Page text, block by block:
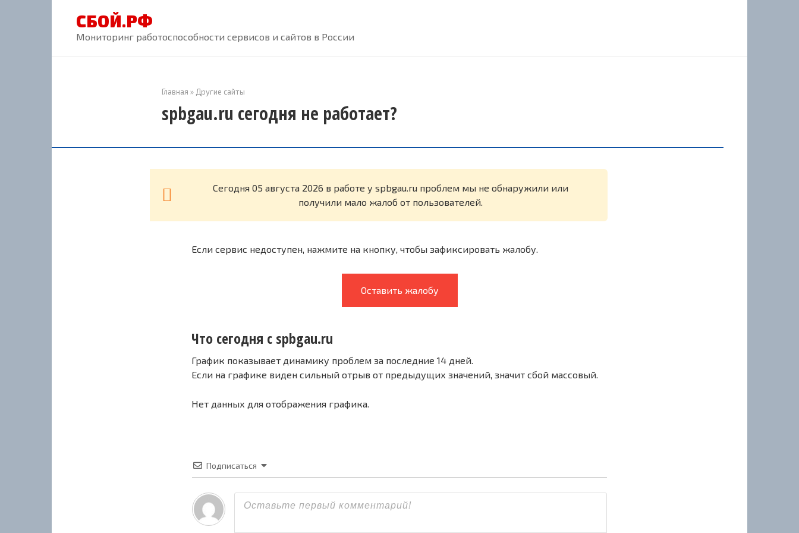
СБОЙ.РФ
Мониторинг работоспособности сервисов и сайтов в России
Главная » Другие сайты
spbgau.ru сегодня не работает?
Cегодня 05 августа 2026 в работе у spbgau.ru проблем мы не обнаружили или
получили мало жалоб от пользователей.
Если сервис недоступен, нажмите на кнопку, чтобы зафиксировать жалобу.
Оставить жалобу
Что сегодня с spbgau.ru
График показывает динамику проблем за последние 14 дней.
Если на графике виден сильный отрыв от предыдущих значений, значит сбой массовый.
Нет данных для отображения графика.
Подписаться